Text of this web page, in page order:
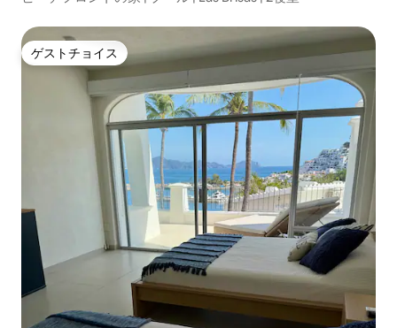
ゲストチョイス
ゲストチョイス